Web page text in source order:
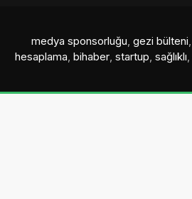
medya sponsorluğu, gezi bülteni,
hesaplama, bihaber, startup, sağlıklı,